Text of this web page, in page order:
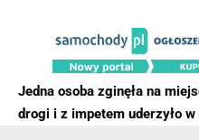
Jedna osoba zginęła na
drogi i z impetem uderzyło